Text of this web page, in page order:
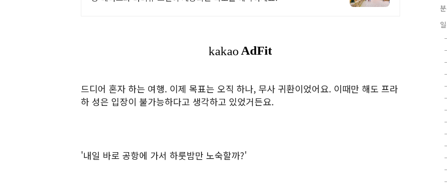
드디어 혼자 하는 여행. 이제 목표는 오직 하나, 무사 귀환이었어요. 이때만 해도 프라
하 성은 입장이 불가능하다고 생각하고 있었거든요.
'내일 바로 공항에 가서 하룻밤만 노숙할까?'